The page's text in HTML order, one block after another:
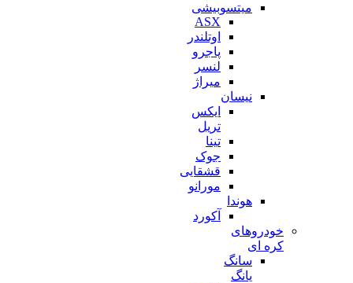
میتسوبیشی
ASX
اوتلندر
پاجرو
لنسر
میراژ
نیسان
ایکس
تریل
تینا
جوک
قشقایی
مورانو
هوندا
آکورد
خودروهای
کره ای
سانگ
یانگ